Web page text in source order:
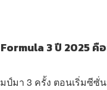
3 ปี 2025 คือ
ป์มา 3 ครั้ง ตอนเริ่มซี